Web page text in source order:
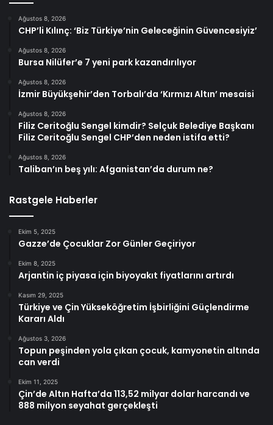
Ağustos 8, 2026
CHP’li Kılınç: ‘Biz Türkiye’nin Geleceğinin Güvencesiyiz’
Ağustos 8, 2026
Bursa Nilüfer’e 7 yeni park kazandırılıyor
Ağustos 8, 2026
İzmir Büyükşehir’den Torbalı’da ‘Kırmızı Altın’ mesaisi
Ağustos 8, 2026
Filiz Ceritoğlu Sengel kimdir? Selçuk Belediye Başkanı
Filiz Ceritoğlu Sengel CHP’den neden istifa etti?
Ağustos 8, 2026
Taliban’ın beş yılı: Afganistan’da durum ne?
Rastgele Haberler
Ekim 5, 2025
Gazze’de Çocuklar Zor Günler Geçiriyor
Ekim 8, 2025
Arjantin iç piyasa için biyoyakıt fiyatlarını artırdı
Kasım 29, 2025
Türkiye ve Çin Yükseköğretim İşbirliğini Güçlendirme
Kararı Aldı
Ağustos 3, 2026
Topun peşinden yola çıkan çocuk, kamyonetin altında
can verdi
Ekim 11, 2025
Çin’de Altın Hafta’da 113,52 milyar dolar harcandı ve
888 milyon seyahat gerçekleşti